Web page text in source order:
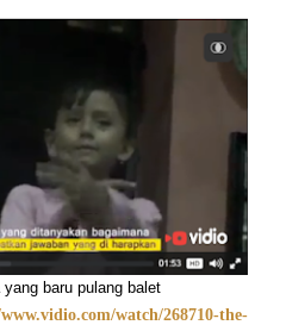
yang baru pulang balet
watch/268710-the-